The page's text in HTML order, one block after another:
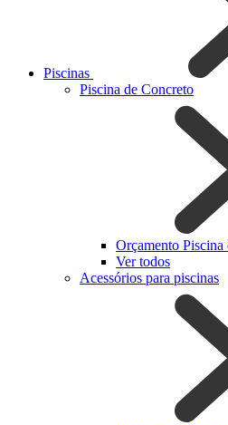
Piscinas
Piscina de Concreto
Orçamento Piscina
Ver todos
Acessórios para piscinas